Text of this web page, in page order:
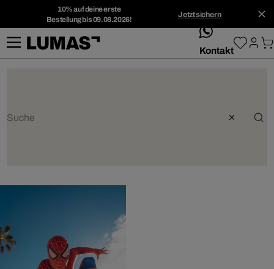
10% auf deine erste
Bestellung bis 09.08.2026!
Jetzt sichern
whatsApp
Kontakt